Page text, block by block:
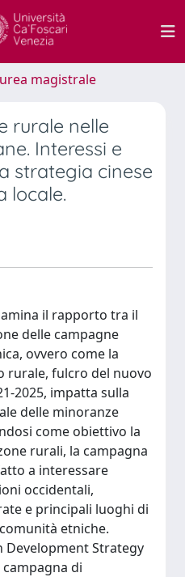
magistrale
rurale nelle
Interessi e
strategia cinese
locale.
il rapporto tra il
delle campagne
ovvero come la
rurale, fulcro del nuovo
2025, impatta sulla
delle minoranze
come obiettivo la
rurali, la campagna
a interessare
occidentali,
e principali luoghi di
etniche.
Development Strategy
campagna di